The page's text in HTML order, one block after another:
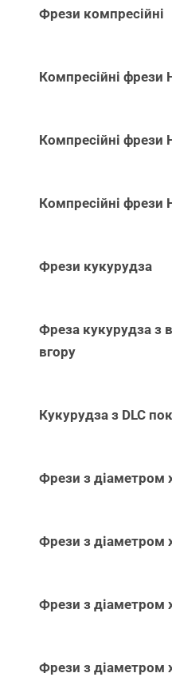
Фрези компресійні
Компресійні фрези
Компресійні фрези
Компресійні фрези
Фрези кукурудза
Фреза кукурудза з
вгору
Кукурудза з DLC
Фрези з діаметром
Фрези з діаметром
Фрези з діаметром
Фрези з діаметром